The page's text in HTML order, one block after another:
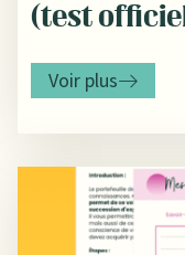
(test
Voir plus